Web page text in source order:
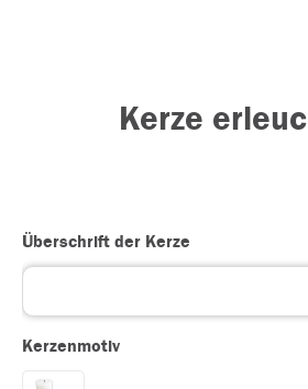
Kerze
Überschrift der Kerze
Kerzenmotiv